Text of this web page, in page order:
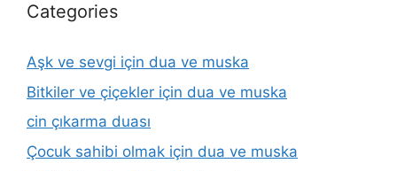
Categories
Aşk ve sevgi için dua ve muska
Bitkiler ve çiçekler için dua ve muska
cin çıkarma duası
Çocuk sahibi olmak için dua ve muska